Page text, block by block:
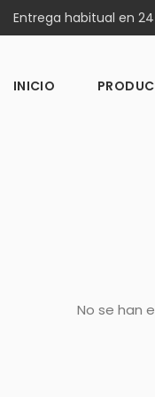
Entrega habitual en
INICIO
No se han